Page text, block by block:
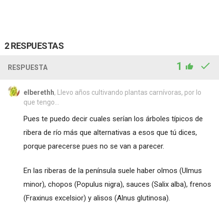
2 RESPUESTAS
RESPUESTA 1
elberethh, Llevo años cultivando plantas carnívoras, por lo
que tengo...
Pues te puedo decir cuales serían los árboles típicos de
ribera de río más que alternativas a esos que tú dices,
porque parecerse pues no se van a parecer.
En las riberas de la península suele haber olmos (Ulmus
minor), chopos (Populus nigra), sauces (Salix alba), frenos
(Fraxinus excelsior) y alisos (Alnus glutinosa).